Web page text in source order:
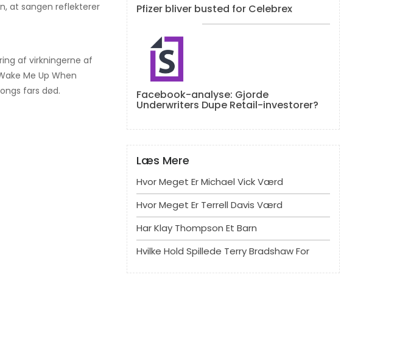
at sangen reflekterer
af virkningerne af
Me Up When
fars død.
Pfizer bliver busted for Celebrex
Facebook-analyse: Gjorde
Underwriters Dupe Retail-investorer?
Læs Mere
Hvor Meget Er Michael Vick Værd
Hvor Meget Er Terrell Davis Værd
Har Klay Thompson Et Barn
Hvilke Hold Spillede Terry Bradshaw For